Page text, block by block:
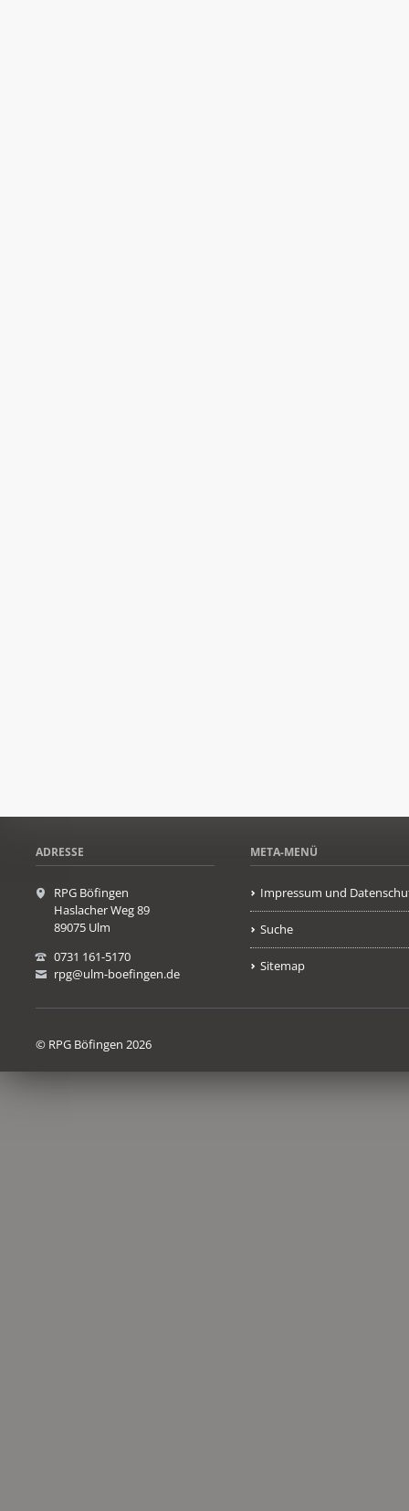
ADRESSE
RPG Böfingen
Haslacher Weg 89
89075 Ulm
0731 161-5170
rpg@ulm-boefingen.de
META-MENÜ
Impressum und
Suche
Sitemap
© RPG Böfingen 2026